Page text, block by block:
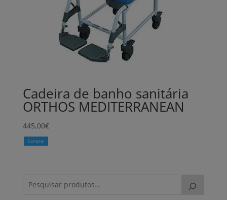
Cadeira de banho sanitária
ORTHOS MEDITERRANEAN
445,00€
Comprar